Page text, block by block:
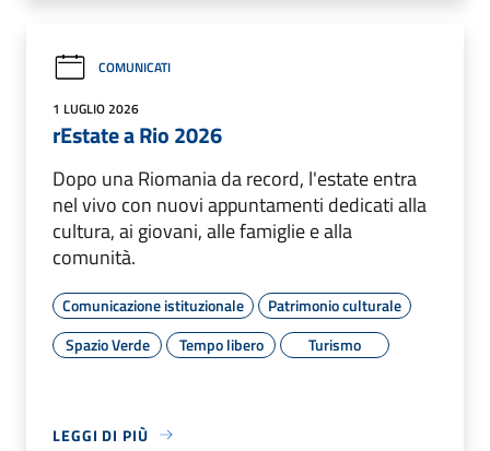
COMUNICATI
1 LUGLIO 2026
rEstate a Rio 2026
Dopo una Riomania da record, l'estate entra
nel vivo con nuovi appuntamenti dedicati alla
cultura, ai giovani, alle famiglie e alla
comunità.
Comunicazione istituzionale
Patrimonio culturale
Spazio Verde
Tempo libero Turismo
LEGGI DI PIÙ